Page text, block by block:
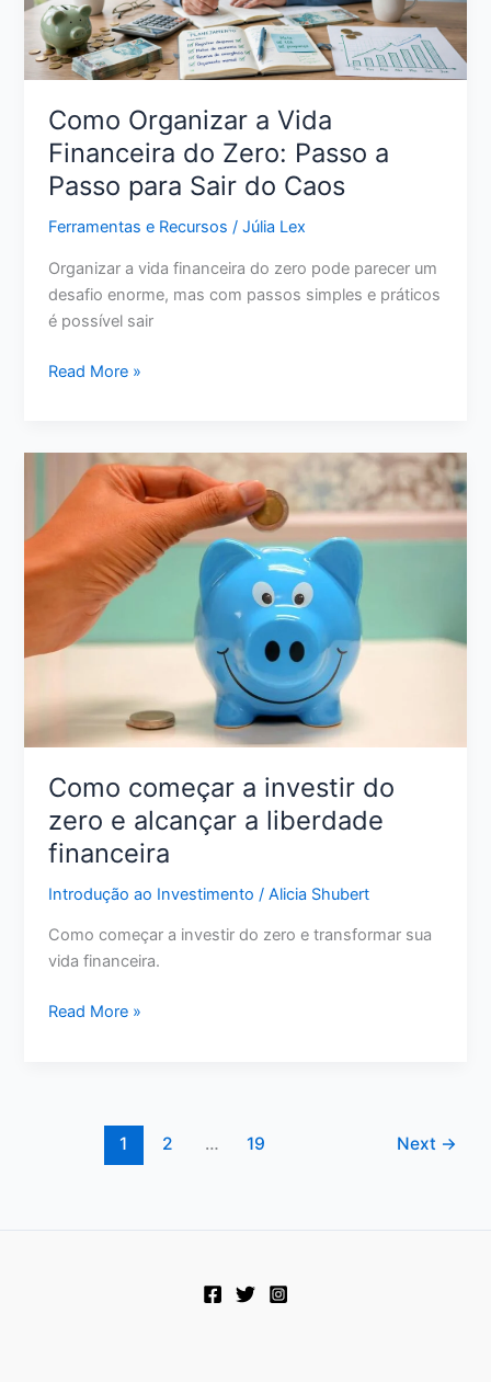
o
Controle
Como Organizar a Vida
Financeira do Zero: Passo a
Passo para Sair do Caos
Ferramentas e Recursos /Júlia Lex
Organizar a vida financeira do zero pode parecer um
desafio enorme, mas com passos simples e práticos
é possível sair
Como
Vida
Financeira
do
Zero:
Passo
Passo
para
Sair
Read More »
Como começar a investir do
zero e alcançar a liberdade
financeira
Introdução ao Investimento /Alicia Shubert
Como começar a investir do zero e transformar sua
vida financeira.
Como
Read More »
1 2 … 19 Next →